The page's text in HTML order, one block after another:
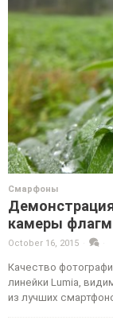
Смарфоны
камеры
October 16, 2015
Качество
линейки Lumia,
из лучших